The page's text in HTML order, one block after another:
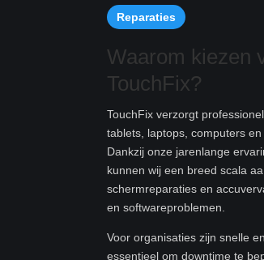
Reparaties
Waarom kiezen
TouchFix?
TouchFix verzorgt
tablets, laptops, computers
Dankzij onze jarenlange
kunnen wij een breed scala
schermreparaties en
en softwareproblemen.
Voor organisaties zijn snelle
essentieel om downtime te